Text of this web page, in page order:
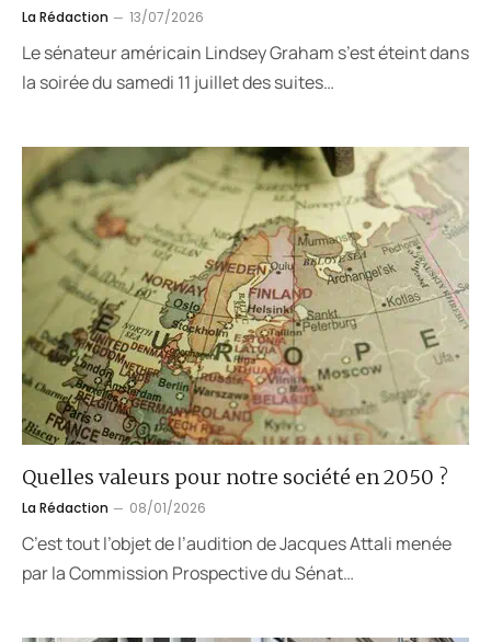
La Rédaction 13/07/2026
Le sénateur américain Lindsey Graham s’est éteint dans
la soirée du samedi 11 juillet des suites…
Quelles valeurs pour notre société en 2050 ?
La Rédaction 08/01/2026
C’est tout l’objet de l’audition de Jacques Attali menée
par la Commission Prospective du Sénat…